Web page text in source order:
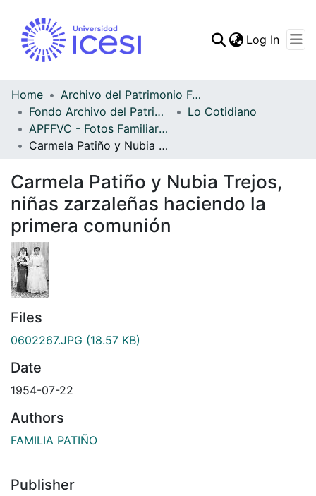
Statistics
Log In
Home
Archivo del Patrimonio Fotográfico y Fílmico del Valle del Cauca
Fondo Archivo del Patrimonio Fotográfico y Fílmico del Valle del Cauca
Lo Cotidiano
APFFVC - Fotos Familiares - Patrimonial
Carmela Patiño y Nubia Trejos, niñas zarzaleñas haciendo la primera comunión
Carmela Patiño y Nubia Trejos,
niñas zarzaleñas haciendo la
primera comunión
Files
0602267.JPG (18.57 KB)
Date
1954-07-22
Authors
FAMILIA PATIÑO
Publisher